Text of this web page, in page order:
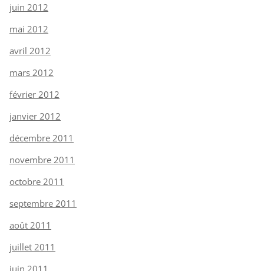
juin 2012
mai 2012
avril 2012
mars 2012
février 2012
janvier 2012
décembre 2011
novembre 2011
octobre 2011
septembre 2011
août 2011
juillet 2011
juin 2011